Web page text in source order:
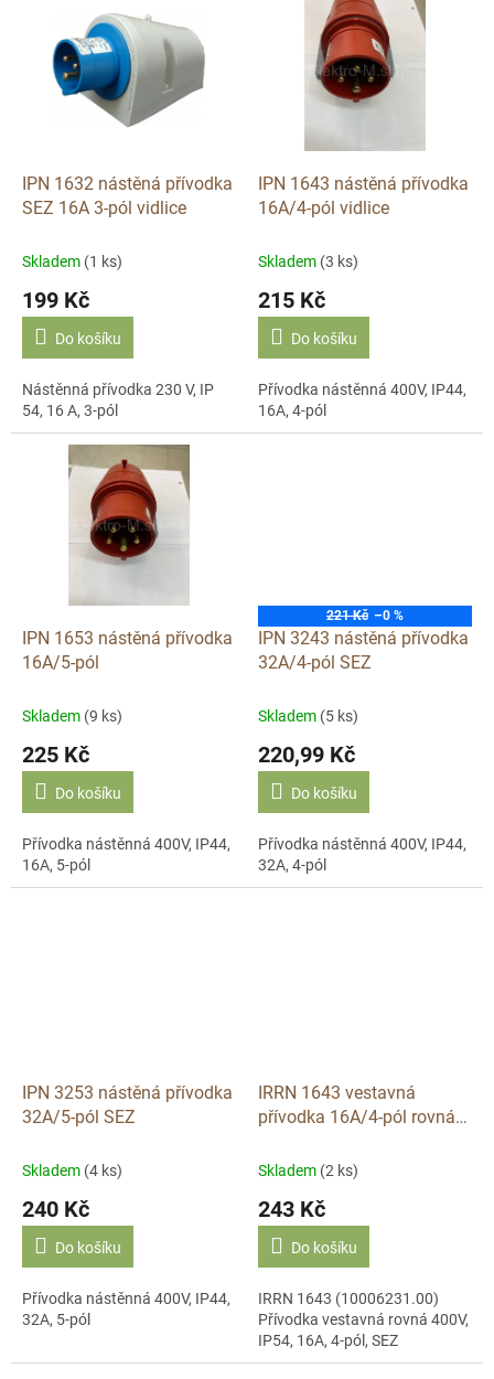
IPN 1632 nástěná přívodka
SEZ 16A 3-pól vidlice
Skladem (1 ks)
199 Kč
Do košíku
Nástěnná přívodka 230 V, IP
54, 16 A, 3-pól
IPN 1643 nástěná přívodka
16A/4-pól vidlice
Skladem (3 ks)
215 Kč
Do košíku
Přívodka nástěnná 400V, IP44,
16A, 4-pól
IPN 1653 nástěná přívodka
16A/5-pól
Skladem (9 ks)
225 Kč
Do košíku
Přívodka nástěnná 400V, IP44,
16A, 5-pól
221 Kč –0 %
IPN 3243 nástěná přívodka
32A/4-pól SEZ
Skladem (5 ks)
220,99 Kč
Do košíku
Přívodka nástěnná 400V, IP44,
32A, 4-pól
IPN 3253 nástěná přívodka
32A/5-pól SEZ
Skladem (4 ks)
240 Kč
Do košíku
Přívodka nástěnná 400V, IP44,
32A, 5-pól
IRRN 1643 vestavná
přívodka 16A/4-pól rovná
Skladem (2 ks)
243 Kč
Do košíku
IRRN 1643 (10006231.00)
Přívodka vestavná rovná 400V,
IP54, 16A, 4-pól, SEZ